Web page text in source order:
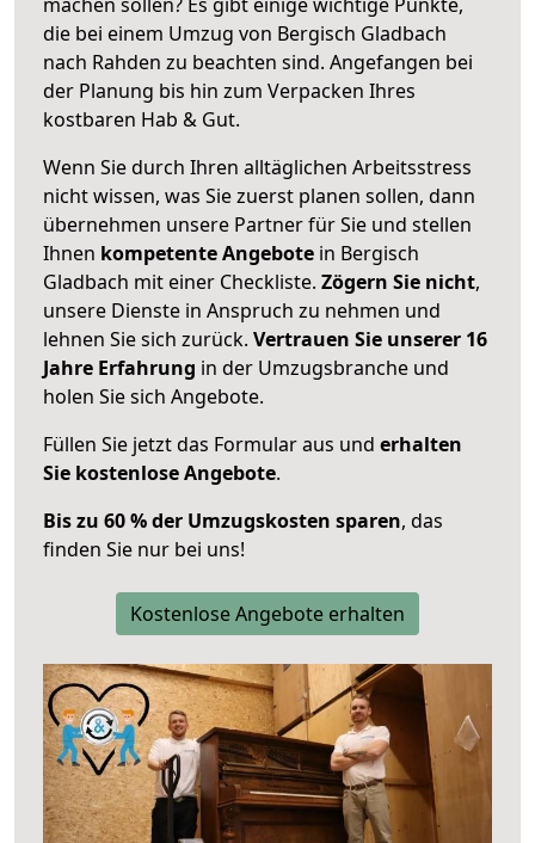
die bei einem Umzug von Bergisch Gladbach
nach Rahden zu beachten sind. Angefangen bei
der Planung bis hin zum Verpacken Ihres
kostbaren Hab & Gut.
Wenn Sie durch Ihren alltäglichen Arbeitsstress
nicht wissen, was Sie zuerst planen sollen, dann
übernehmen unsere Partner für Sie und stellen
Ihnen kompetente Angebote in Bergisch
Gladbach mit einer Checkliste. Zögern Sie nicht,
unsere Dienste in Anspruch zu nehmen und
lehnen Sie sich zurück. Vertrauen Sie unserer 16
Jahre Erfahrung in der Umzugsbranche und
holen Sie sich Angebote.
Füllen Sie jetzt das Formular aus und erhalten
Sie kostenlose Angebote.
Bis zu 60 % der Umzugskosten sparen, das
finden Sie nur bei uns!
Kostenlose Angebote erhalten